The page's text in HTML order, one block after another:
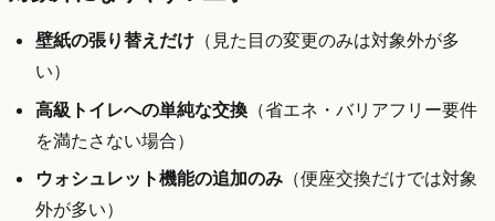
壁紙の張り替えだけ （見た目の変更のみは対象外が多
い）
高級トイレへの単純な交換 （省エネ・バリアフリー要件
を満たさない場合）
ウォシュレット機能の追加のみ （便座交換だけでは対象
外が多い）